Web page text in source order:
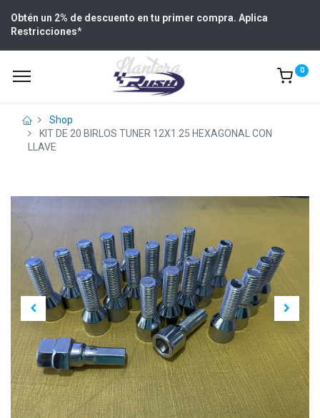
Obtén un 2% de descuento en tu primer compra. Aplica
Restricciones*
0
Shop
KIT DE 20 BIRLOS TUNER 12X1.25 HEXAGONAL CON
LLAVE